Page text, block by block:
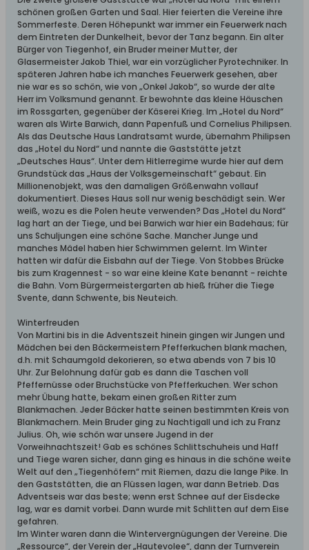
schönen großen Garten und Saal. Hier feierten die Vereine ihre
Sommerfeste. Deren Höhepunkt war immer ein Feuerwerk nach
dem Eintreten der Dunkelheit, bevor der Tanz begann. Ein alter
Bürger von Tiegenhof, ein Bruder meiner Mutter, der
Glasermeister Jakob Thiel, war ein vorzüglicher Pyrotechniker. In
späteren Jahren habe ich manches Feuerwerk gesehen, aber
nie war es so schön, wie von „Onkel Jakob“, so wurde der alte
Herr im Volksmund genannt. Er bewohnte das kleine Häuschen
im Rossgarten, gegenüber der Käserei Krieg. Im „Hotel du Nord“
waren als Wirte Barwich, dann Papenfuß und Cornelius Philipsen.
Als das Deutsche Haus Landratsamt wurde, übernahm Philipsen
das „Hotel du Nord“ und nannte die Gaststätte jetzt
„Deutsches Haus“. Unter dem Hitlerregime wurde hier auf dem
Grundstück das „Haus der Volksgemeinschaft“ gebaut. Ein
Millionenobjekt, was den damaligen Größenwahn vollauf
dokumentiert. Dieses Haus soll nur wenig beschädigt sein. Wer
weiß, wozu es die Polen heute verwenden? Das „Hotel du Nord“
lag hart an der Tiege, und bei Barwich war hier ein Badehaus; für
uns Schuljungen eine schöne Sache. Mancher Junge und
manches Mädel haben hier Schwimmen gelernt. Im Winter
hatten wir dafür die Eisbahn auf der Tiege. Von Stobbes Brücke
bis zum Kragennest - so war eine kleine Kate benannt - reichte
die Bahn. Vom Bürgermeistergarten ab hieß früher die Tiege
Svente, dann Schwente, bis Neuteich.
Winterfreuden
Von Martini bis in die Adventszeit hinein gingen wir Jungen und
Mädchen bei den Bäckermeistern Pfefferkuchen blank machen,
d.h. mit Schaumgold dekorieren, so etwa abends von 7 bis 10
Uhr. Zur Belohnung dafür gab es dann die Taschen voll
Pfeffernüsse oder Bruchstücke von Pfefferkuchen. Wer schon
mehr Übung hatte, bekam einen großen Ritter zum
Blankmachen. Jeder Bäcker hatte seinen bestimmten Kreis von
Blankmachern. Mein Bruder ging zu Nachtigall und ich zu Franz
Julius. Oh, wie schön war unsere Jugend in der
Vorweihnachtszeit! Gab es schönes Schlittschuheis und Haff
und Tiege waren sicher, dann ging es hinaus in die schöne weite
Welt auf den „Tiegenhöfern“ mit Riemen, dazu die lange Pike. In
den Gaststätten, die an Flüssen lagen, war dann Betrieb. Das
Adventseis war das beste; wenn erst Schnee auf der Eisdecke
lag, war es damit vorbei. Dann wurde mit Schlitten auf dem Eise
gefahren.
Im Winter waren dann die Wintervergnügungen der Vereine. Die
„Ressource“, der Verein der „Hautevolee“, dann der Turnverein